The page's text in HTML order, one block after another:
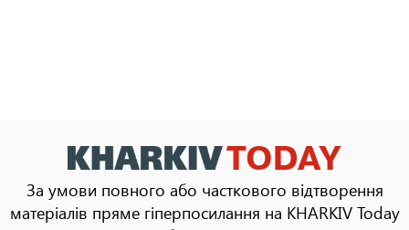
За умови повного або часткового відтворення
матеріалів пряме гіперпосилання на KHARKIV Today